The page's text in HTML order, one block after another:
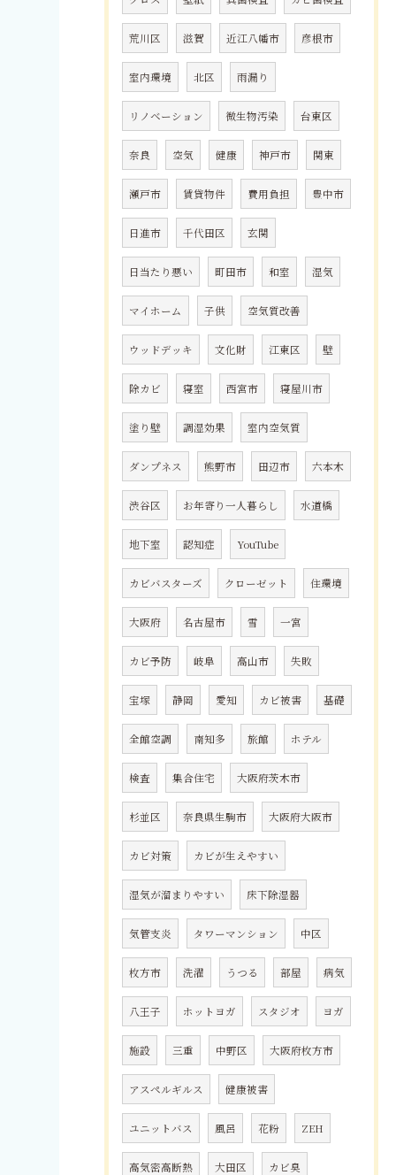
荒川区 滋賀 近江八幡市 彦根市
室内環境 北区 雨漏り
リノベーション 微生物汚染 台東区
奈良 空気 健康 神戸市 関東
瀬戸市 賃貸物件 費用負担 豊中市
日進市 千代田区 玄関
日当たり悪い 町田市 和室 湿気
マイホーム 子供 空気質改善
ウッドデッキ 文化財 江東区 壁
除カビ 寝室 西宮市 寝屋川市
塗り壁 調湿効果 室内空気質
ダンプネス 熊野市 田辺市 六本木
渋谷区 お年寄り一人暮らし 水道橋
地下室 認知症 YouTube
カビバスターズ クローゼット 住環境
大阪府 名古屋市 雪 一宮
カビ予防 岐阜 高山市 失敗
宝塚 静岡 愛知 カビ被害 基礎
全館空調 南知多 旅館 ホテル
検査 集合住宅 大阪府茨木市
杉並区 奈良県生駒市 大阪府大阪市
カビ対策 カビが生えやすい
湿気が溜まりやすい 床下除湿器
気管支炎 タワーマンション 中区
枚方市 洗濯 うつる 部屋 病気
八王子 ホットヨガ スタジオ ヨガ
施設 三重 中野区 大阪府枚方市
アスペルギルス 健康被害
ユニットバス 風呂 花粉 ZEH
高気密高断熱 大田区 カビ臭